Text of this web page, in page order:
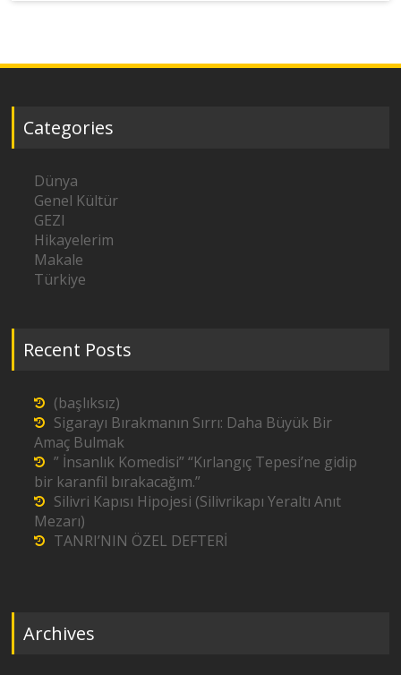
Categories
Dünya
Genel Kültür
GEZI
Hikayelerim
Makale
Türkiye
Recent Posts
(başlıksız)
Sigarayı Bırakmanın Sırrı: Daha Büyük Bir
Amaç Bulmak
” İnsanlık Komedisi” “Kırlangıç Tepesi’ne gidip
bir karanfil bırakacağım.”
Silivri Kapısı Hipojesi (Silivrikapı Yeraltı Anıt
Mezarı)
TANRI’NIN ÖZEL DEFTERİ
Archives